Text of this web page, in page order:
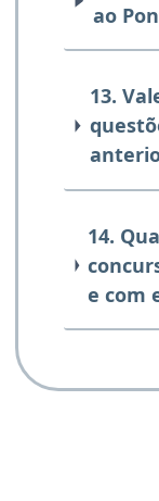
ao
13.
14.
e com